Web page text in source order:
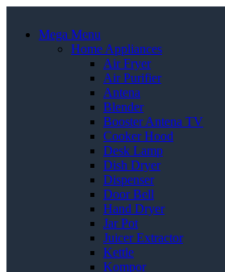
Mega Menu
Home Appliances
Air Fryer
Air Purifier
Antena
Blender
Booster Antena TV
Cooker Hood
Desk Lamp
Dish Dryer
Dispenser
Door Bell
Hand Dryer
Jar Pot
Juicer Extractor
Kettle
Kompor